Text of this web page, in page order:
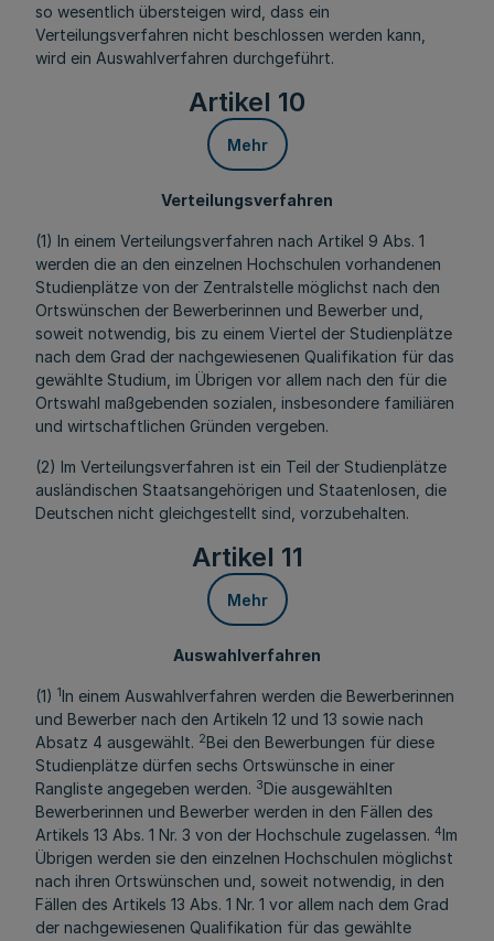
so wesentlich übersteigen wird, dass ein
Verteilungsverfahren nicht beschlossen werden kann,
wird ein Auswahlverfahren durchgeführt.
Artikel 10
Mehr
Verteilungsverfahren
(1) In einem Verteilungsverfahren nach Artikel 9 Abs. 1
werden die an den einzelnen Hochschulen vorhandenen
Studienplätze von der Zentralstelle möglichst nach den
Ortswünschen der Bewerberinnen und Bewerber und,
soweit notwendig, bis zu einem Viertel der Studienplätze
nach dem Grad der nachgewiesenen Qualifikation für das
gewählte Studium, im Übrigen vor allem nach den für die
Ortswahl maßgebenden sozialen, insbesondere familiären
und wirtschaftlichen Gründen vergeben.
(2) Im Verteilungsverfahren ist ein Teil der Studienplätze
ausländischen Staatsangehörigen und Staatenlosen, die
Deutschen nicht gleichgestellt sind, vorzubehalten.
Artikel 11
Mehr
Auswahlverfahren
(1) 1In einem Auswahlverfahren werden die Bewerberinnen
und Bewerber nach den Artikeln 12 und 13 sowie nach
Absatz 4 ausgewählt. 2Bei den Bewerbungen für diese
Studienplätze dürfen sechs Ortswünsche in einer
Rangliste angegeben werden. 3Die ausgewählten
Bewerberinnen und Bewerber werden in den Fällen des
Artikels 13 Abs. 1 Nr. 3 von der Hochschule zugelassen. 4Im
Übrigen werden sie den einzelnen Hochschulen möglichst
nach ihren Ortswünschen und, soweit notwendig, in den
Fällen des Artikels 13 Abs. 1 Nr. 1 vor allem nach dem Grad
der nachgewiesenen Qualifikation für das gewählte